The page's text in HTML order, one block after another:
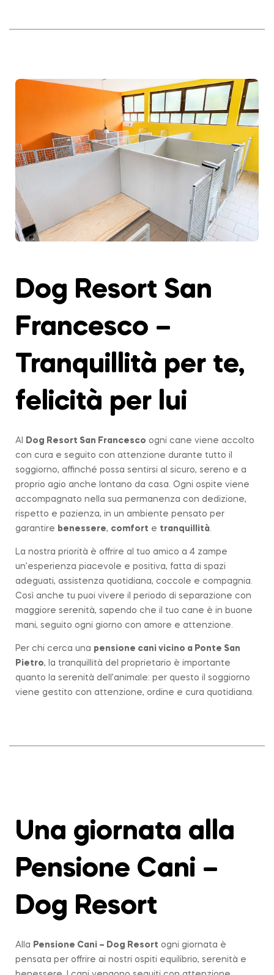
Dog Resort San
Francesco –
Tranquillità per te,
felicità per lui
Al Dog Resort San Francesco ogni cane viene accolto
con cura e seguito con attenzione durante tutto il
soggiorno, affinché possa sentirsi al sicuro, sereno e a
proprio agio anche lontano da casa. Ogni ospite viene
accompagnato nella sua permanenza con dedizione,
rispetto e pazienza, in un ambiente pensato per
garantire benessere, comfort e tranquillità
La nostra priorità è offrire al tuo amico a 4 zampe
un’esperienza piacevole e positiva, fatta di spazi
adeguati, assistenza quotidiana, coccole e compagnia.
Così anche tu puoi vivere il periodo di separazione con
maggiore serenità, sapendo che il tuo cane è in buone
mani, seguito ogni giorno con amore e attenzione.
Per chi cerca una pensione cani vicino a Ponte San
Pietro, la tranquillità del proprietario è importante
quanto la serenità dell’animale: per questo il soggiorno
viene gestito con attenzione, ordine e cura quotidiana.
Una giornata alla
Pensione Cani –
Dog Resort
Alla Pensione Cani – Dog Resort ogni giornata è
pensata per offrire ai nostri ospiti equilibrio, serenità e